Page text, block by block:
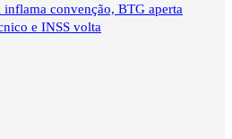
convenção, BTG aperta
e INSS volta